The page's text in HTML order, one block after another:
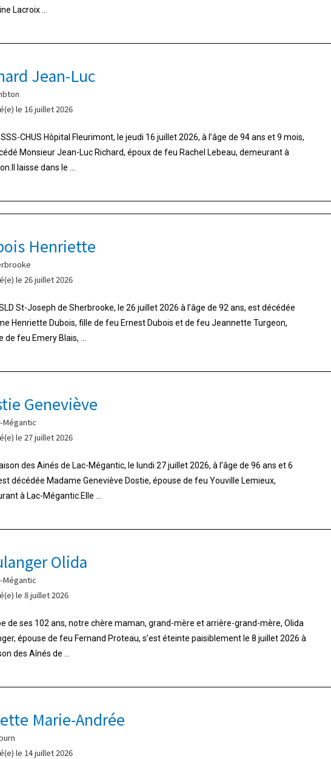
Lacroix ...
Jean-Luc
le 16 juillet 2026
CHUS Hôpital Fleurimont, le jeudi 16 juillet 2026, à l’âge de 94 ans et 9 mois,
Monsieur Jean-Luc Richard, époux de feu Rachel Lebeau, demeurant à
laisse dans le ...
Henriette
le 26 juillet 2026
St-Joseph de Sherbrooke, le 26 juillet 2026 à l’âge de 92 ans, est décédée
Henriette Dubois, fille de feu Ernest Dubois et de feu Jeannette Turgeon,
de feu Emery Blais, ...
Geneviève
Mégantic
le 27 juillet 2026
des Ainés de Lac-Mégantic, le lundi 27 juillet 2026, à l’âge de 96 ans et 6
décédée Madame Geneviève Dostie, épouse de feu Youville Lemieux,
à Lac-Mégantic.Elle ...
Olida
Mégantic
le 8 juillet 2026
de ses 102 ans, notre chère maman, grand-mère et arrière-grand-mère, Olida
épouse de feu Fernand Proteau, s’est éteinte paisiblement le 8 juillet 2026 à
des Aînés de ...
Marie-Andrée
le 14 juillet 2026